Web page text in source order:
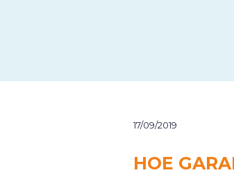
17/09/2019
HOE